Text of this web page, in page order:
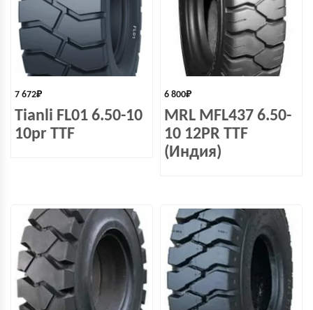
7 672₽
Tianli FL01 6.50-10
10pr TTF
6 800₽
MRL MFL437 6.50-
10 12PR TTF
(Индия)